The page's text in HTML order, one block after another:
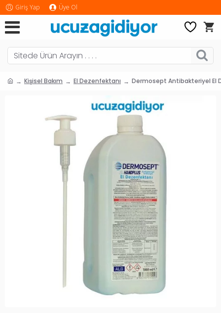
Giriş Yap Üye Ol
Kişisel Bakım El Dezenfektanı Dermosept Antibakteriyel El